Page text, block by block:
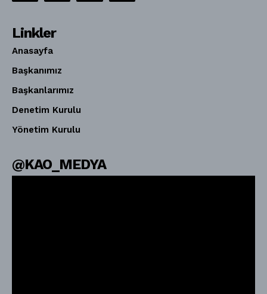
Linkler
Anasayfa
Başkanımız
Başkanlarımız
Denetim Kurulu
Yönetim Kurulu
@KAO_MEDYA